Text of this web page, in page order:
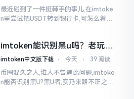
最近碰到了一件挺棘手的事儿,在imtoke
n里尝试把USDT转到银行卡,可怎么着都
么时长
imtoken能识别黑u吗？老玩家
告诉你真相
imtoken中文版下载 ⋅ 今天 ⋅ 39 阅读
币圈混久之人,谁人不曾遇此问题,imtoke
n能否识别黑U?黑U者,实乃来路不正之钱